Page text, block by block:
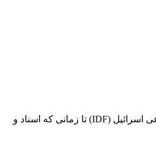
یک دستگاه تلفن همراه مدفون، به همراه صاحب آن، رفعت رضوان، در قبری کم‌عمق در شن‌ها، دست‌کم یک حقیقت مورد مناقشه را روشن ساخت: این که نیروهای دفاعی اسرائیل (IDF) تا زمانی که اسناد و